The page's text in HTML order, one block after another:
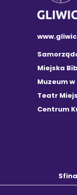
Miejska
Muzeum
Teatr
Centrum